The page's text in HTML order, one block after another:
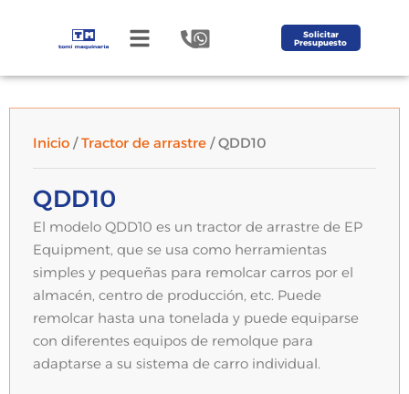
Solicitar
Presupuesto
Inicio /Tractor de arrastre / QDD10
QDD10
El modelo QDD10 es un tractor de arrastre de EP
Equipment, que se usa como herramientas
simples y pequeñas para remolcar carros por el
almacén, centro de producción, etc. Puede
remolcar hasta una tonelada y puede equiparse
con diferentes equipos de remolque para
adaptarse a su sistema de carro individual.